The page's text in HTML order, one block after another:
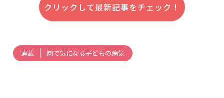
クリックして最新記事をチェック！
連載 園で気になる子どもの病気